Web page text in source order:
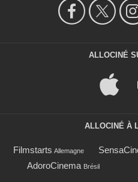
ALLOCINÉ
ALLOCINÉ À
Filmstarts Allemagne
AdoroCinema Brésil